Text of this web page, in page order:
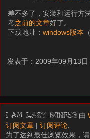
差不多了，安装和运行方
考之前的文章好了。
下载地址：windows版本
发表于：2009年09月13
I am LAZY bones? 由
订阅文章 |订阅评论
为了达到最佳浏览效果，